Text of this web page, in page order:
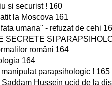
si securist ! 160
la Moscova 161
umana" - refuzat de cehi
SECRETE SI
români 164
164
parapsihologic ! 165
Hussein ucid de la